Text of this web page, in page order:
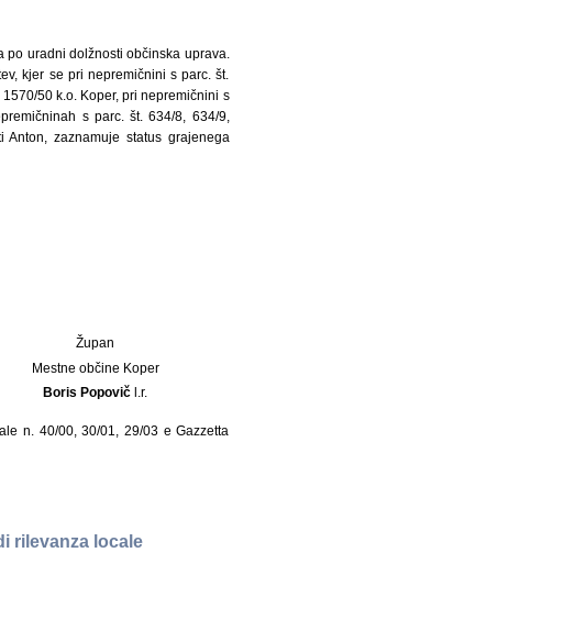
uradni dolžnosti občinska uprava.
kjer se pri nepremičnini s parc. št.
50 k.o. Koper, pri nepremičnini s
s parc. št. 634/8, 634/9,
Anton, zaznamuje status grajenega
Župan
Mestne občine Koper
Boris Popovič l.r.
n. 40/00, 30/01, 29/03 e Gazzetta
rilevanza locale